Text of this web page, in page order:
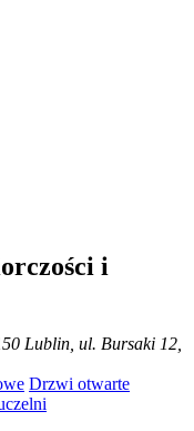
i
Lublin, ul. Bursaki 12,
Drzwi otwarte